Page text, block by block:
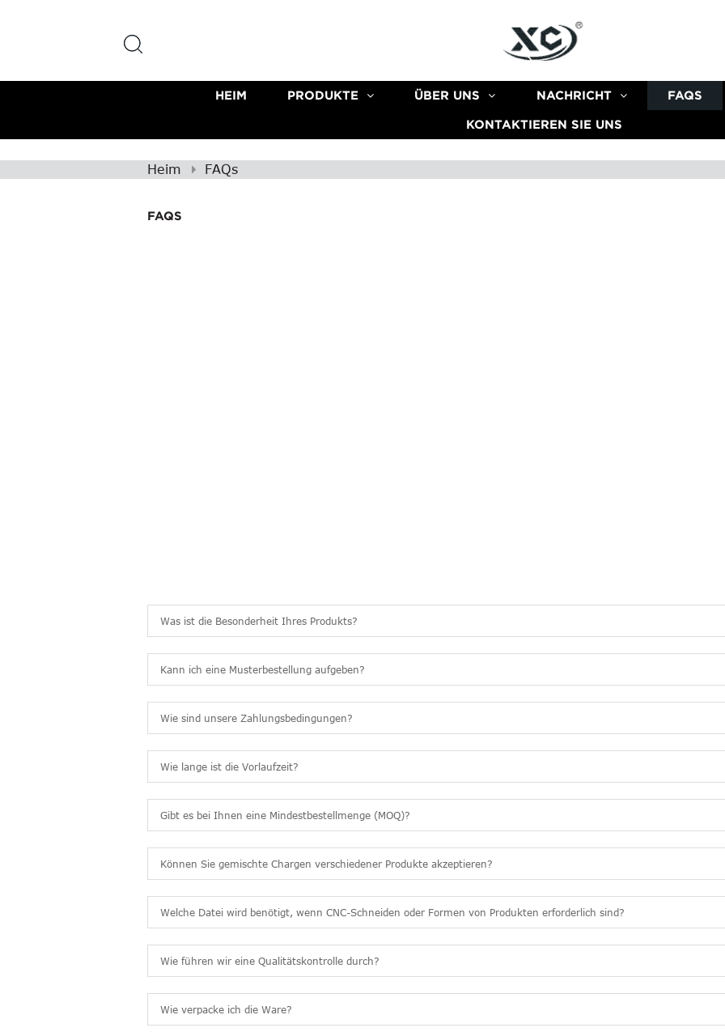
HEIM PRODUKTE ÜBER UNS NACHRICHT FAQS
KONTAKTIEREN SIE UNS
Heim FAQs
FAQS
Was ist die Besonderheit Ihres Produkts?
Kann ich eine Musterbestellung aufgeben?
Wie sind unsere Zahlungsbedingungen?
Wie lange ist die Vorlaufzeit?
Gibt es bei Ihnen eine Mindestbestellmenge (MOQ)?
Können Sie gemischte Chargen verschiedener Produkte akzeptieren?
Welche Datei wird benötigt, wenn CNC-Schneiden oder Formen von Produkten erforderlich sind?
Wie führen wir eine Qualitätskontrolle durch?
Wie verpacke ich die Ware?